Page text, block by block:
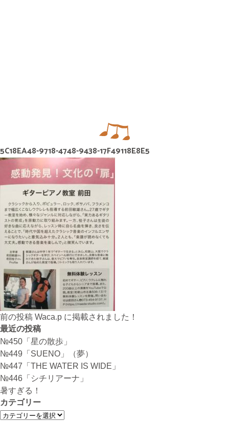
携帯
090-4764-9331
ピアノ教室について
携帯
080-3853-1074
5C18EA48-9718-4748-9438-17F49118E8E5
投
稿
ナ
ビ
ゲ
ー
シ
ョ
ン
前の投稿 Waca.p に掲載されました！
最近の投稿
№450「星の散歩」
№449「SUENO」（夢）
№447「THE WATER IS WIDE」
№446「シチリアーナ」
暑すぎる！
カテゴリー
カ